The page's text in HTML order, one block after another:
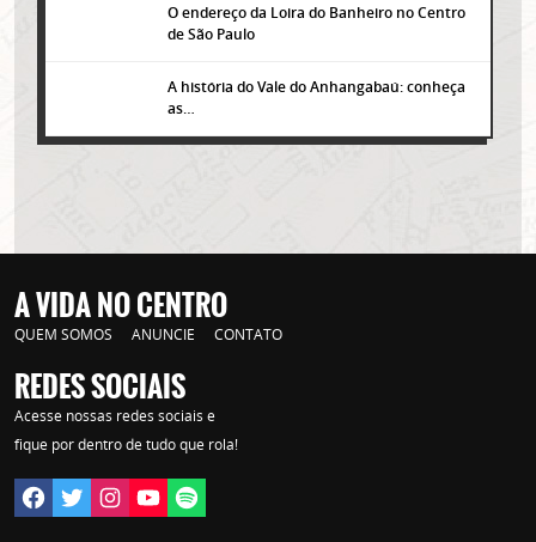
O endereço da Loira do Banheiro no Centro
de São Paulo
A história do Vale do Anhangabaú: conheça
as…
A VIDA NO CENTRO
QUEM SOMOS ANUNCIE CONTATO
REDES SOCIAIS
Acesse nossas redes sociais e
fique por dentro de tudo que rola!
labore quia nobis nihil tempora praesentium distinctio, id, quibusdam est.